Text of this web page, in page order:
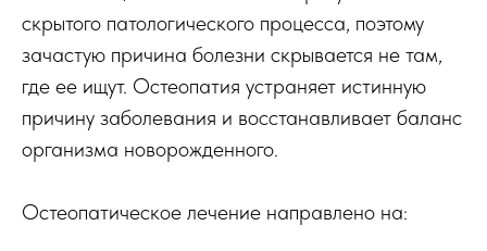
скрытого патологического процесса, поэтому
зачастую причина болезни скрывается не там,
где ее ищут. Остеопатия устраняет истинную
причину заболевания и восстанавливает баланс
организма новорожденного.
Остеопатическое лечение направлено на: